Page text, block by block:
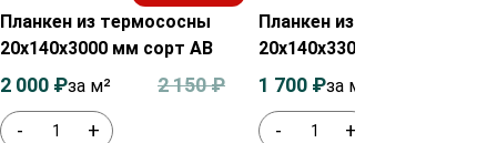
Планкен из термососны
20х140х3000 мм сорт АВ
- +
2 150₽
2 000 ₽за м²
Планкен из термососны
20х140х3300 мм сорт АВ
- +
1 700 ₽за м²